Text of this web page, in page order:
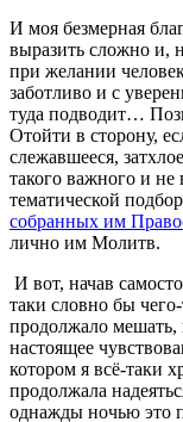
И моя безмерная
выразить сложно и,
при желании
заботливо и с
туда подводит…
Отойти в сторону,
слежавшееся,
такого важного и не
тематической
собранных им
лично им Молитв.
И вот, начав
таки словно бы
продолжало мешать,
настоящее
котором я всё-таки
продолжала
однажды ночью это